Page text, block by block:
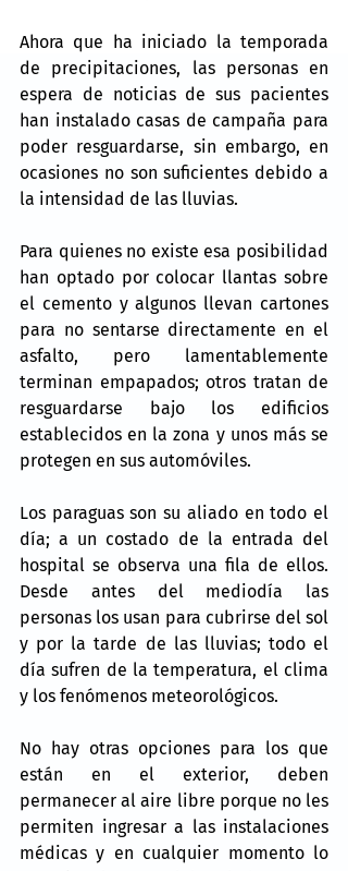
Ahora que ha iniciado la temporada
de precipitaciones, las personas en
espera de noticias de sus pacientes
han instalado casas de campaña para
poder resguardarse, sin embargo, en
ocasiones no son suficientes debido a
la intensidad de las lluvias.
Para quienes no existe esa posibilidad
han optado por colocar llantas sobre
el cemento y algunos llevan cartones
para no sentarse directamente en el
asfalto, pero lamentablemente
terminan empapados; otros tratan de
resguardarse bajo los edificios
establecidos en la zona y unos más se
protegen en sus automóviles.
Los paraguas son su aliado en todo el
día; a un costado de la entrada del
hospital se observa una fila de ellos.
Desde antes del mediodía las
personas los usan para cubrirse del sol
y por la tarde de las lluvias; todo el
día sufren de la temperatura, el clima
y los fenómenos meteorológicos.
No hay otras opciones para los que
están en el exterior, deben
permanecer al aire libre porque no les
permiten ingresar a las instalaciones
médicas y en cualquier momento lo